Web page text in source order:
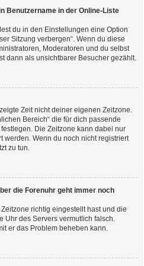
Benutzername in der Online-Liste
du in den Einstellungen eine Option
Sitzung verbergen“. Wenn du diese
Moderatoren und du selbst
dann als unsichtbarer Besucher gezählt.
Zeit nicht deiner eigenen Zeitzone.
Bereich“ die für dich passende
Die Zeitzone kann dabei nur
werden. Wenn du noch nicht registriert
zu tun.
die Forenuhr geht immer noch
richtig eingestellt hast und die
Uhr des Servers vermutlich falsch.
er das Problem beheben kann.